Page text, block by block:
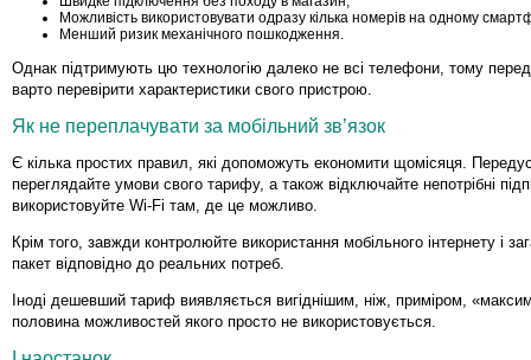
Можливість використовувати одразу кілька номерів на одному
Менший ризик механічного пошкодження.
Однак підтримують цю технологію далеко не всі телефони, тому
варто перевірити характеристики свого пристрою.
Як не переплачувати за мобільний зв’язок
Є кілька простих правил, які допоможуть економити щомісяця.
переглядайте умови свого тарифу, а також відключайте непотрібні
використовуйте Wi-Fi там, де це можливо.
Крім того, завжди контролюйте використання мобільного інтернету і
пакет відповідно до реальних потреб.
Іноді дешевший тариф виявляється вигіднішим, ніж, приміром,
половина можливостей якого просто не використовується.